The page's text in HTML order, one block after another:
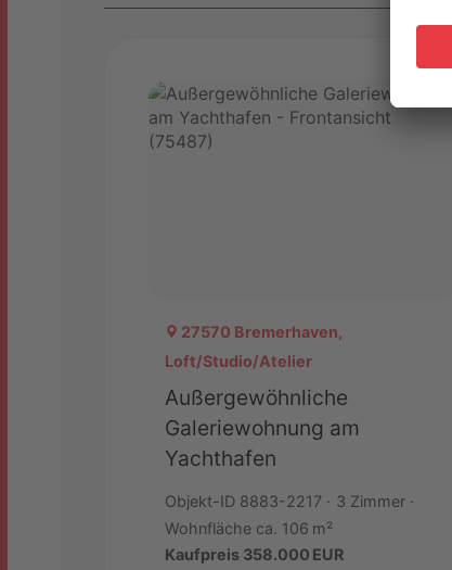
27570 Bremerhaven,
Loft/Studio/Atelier
Außergewöhnliche
Galeriewohnung am
Yachthafen
Objekt-ID 8883-2217
3 Zimmer
Wohnfläche ca. 106 m²
Kaufpreis 358.000 EUR